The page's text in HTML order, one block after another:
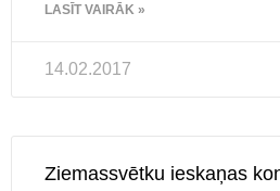
LASĪT VAIRĀK »
14.02.2017
Ziemassvētku ieskaņas